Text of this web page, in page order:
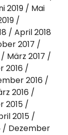
2019
Mai
April 2018
2017
März 2017
2016
2016
2016
2015
2015
Dezember